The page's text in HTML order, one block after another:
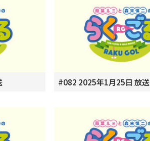
#082 2025年1月25日 放送